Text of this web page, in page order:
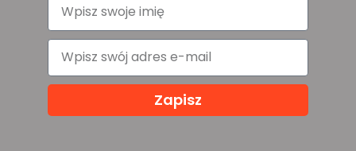
Zapisz